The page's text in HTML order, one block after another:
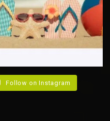
Follow on Instagram